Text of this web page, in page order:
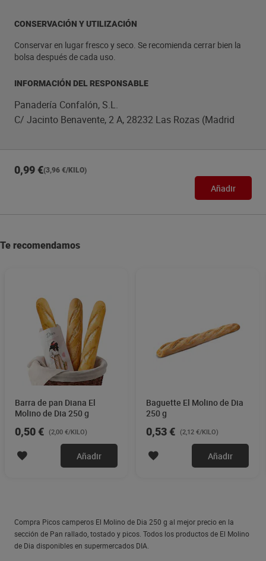
CONSERVACIÓN Y UTILIZACIÓN
Conservar en lugar fresco y seco. Se recomienda cerrar bien la
bolsa después de cada uso.
INFORMACIÓN DEL RESPONSABLE
Panadería Confalón, S.L.
C/ Jacinto Benavente, 2 A, 28232 Las Rozas (Madrid
0,99 €(3,96 €/KILO)
Añadir
Te recomendamos
Barra de pan Diana El
Molino de Dia 250 g
0,50 € (2,00 €/KILO)
Añadir
Baguette El Molino de Dia
250 g
0,53 € (2,12 €/KILO)
Añadir
Compra Picos camperos El Molino de Dia 250 g al mejor precio en la
sección de Pan rallado, tostado y picos. Todos los productos de El Molino
de Dia disponibles en supermercados DIA.